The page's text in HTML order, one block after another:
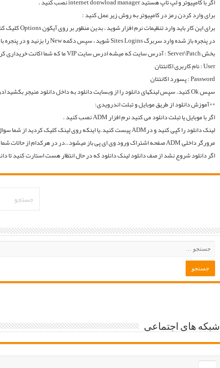
لینک دانلود را کپی کنید و درADM پیست کنید.یا اینکه روی لینک کلیک کردید از شما سوال میکند با چه اپی دانلود شود و شما ADM را انتخاب میکنید.. سپس خود اپ از شما یوزر و پسوورد را سوال میکند یا در